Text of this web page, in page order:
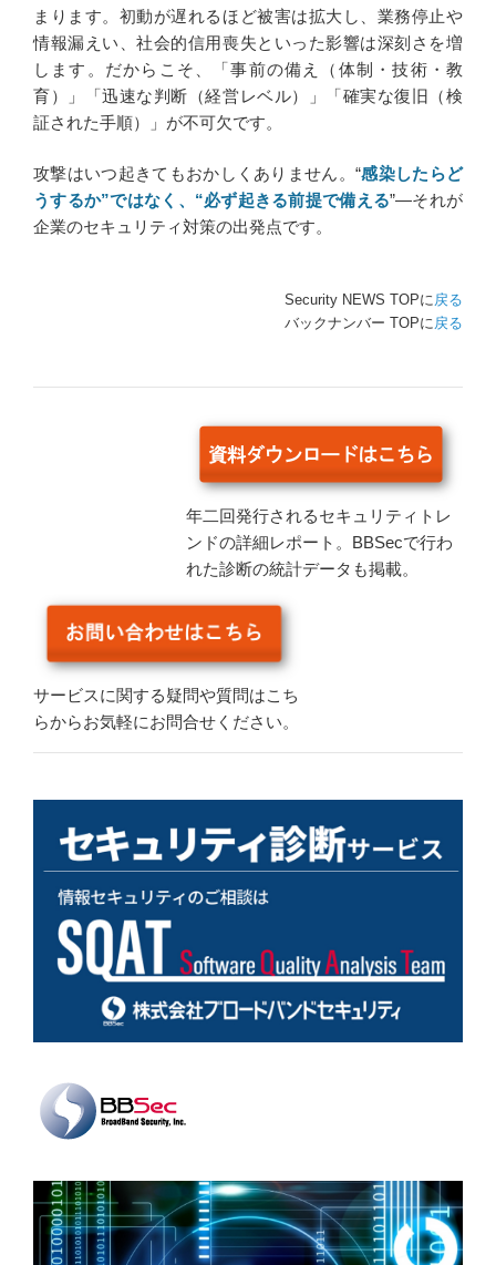
まります。初動が遅れるほど被害は拡大し、業務停止や
情報漏えい、社会的信用喪失といった影響は深刻さを増
します。だからこそ、「事前の備え（体制・技術・教
育）」「迅速な判断（経営レベル）」「確実な復旧（検
証された手順）」が不可欠です。
攻撃はいつ起きてもおかしくありません。“感染したらど
うするか”ではなく、“必ず起きる前提で備える”―それが
企業のセキュリティ対策の出発点です。
Security NEWS TOPに 戻る
バックナンバー TOPに 戻る
年二回発行されるセキュリティトレ
ンドの詳細レポート。BBSecで行わ
れた診断の統計データも掲載。
サービスに関する疑問や質問はこち
らからお気軽にお問合せください。